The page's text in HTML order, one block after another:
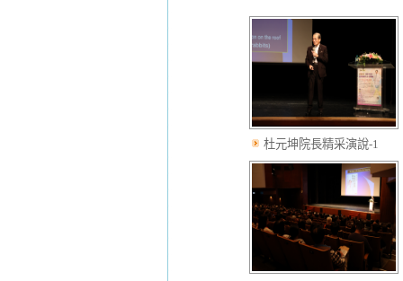
杜元坤院長精采演說-1